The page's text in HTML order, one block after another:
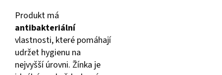
Produkt má
antibakteriální
vlastnosti, které pomáhají
udržet hygienu na
nejvyšší úrovni. Žínka je